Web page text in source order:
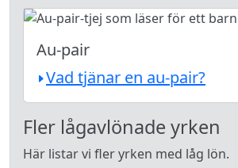
Au-pair
Vad tjänar en au-pair?
Fler lågavlönade yrken
Här listar vi fler yrken med låg lön.